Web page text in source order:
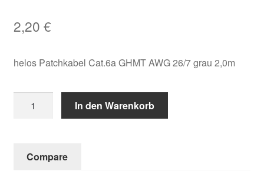
2,20 €
helos Patchkabel Cat.6a GHMT AWG 26/7 grau 2,0m
Patchkabel
AWG
In den Warenkorb
Compare